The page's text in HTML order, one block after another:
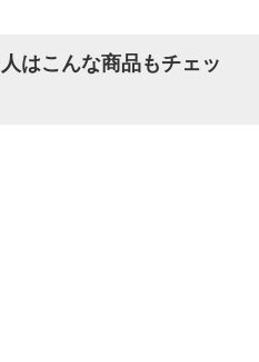
はこんな商品もチェッ